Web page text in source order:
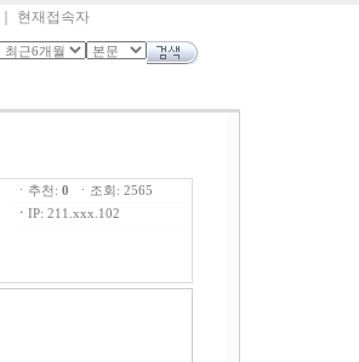
현재접속자
ㆍ추천: 0 ㆍ조회: 2565
ㆍ IP: 211.xxx.102